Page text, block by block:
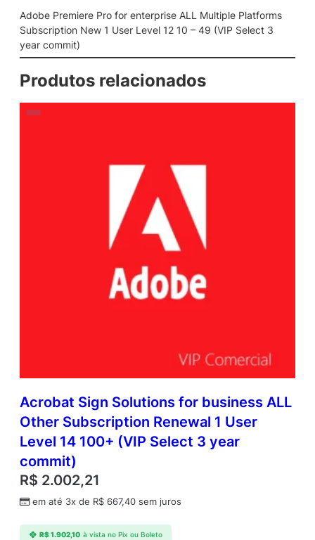
Adobe Premiere Pro for enterprise ALL Multiple Platforms
Subscription New 1 User Level 12 10 – 49 (VIP Select 3
year commit)
Produtos relacionados
Acrobat Sign Solutions for business ALL
Other Subscription Renewal 1 User
Level 14 100+ (VIP Select 3 year
commit)
R$ 2.002,21
em até 3x de R$ 667,40 sem juros
R$1.902,10 à vista no Pix ou Boleto